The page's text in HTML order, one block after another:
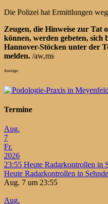
Die Polizei hat Ermittlungen
Zeugen, die Hinweise zur Tat
können, werden gebeten, sich
Hannover-Stöcken unter der
melden. /aw,ms
Anzeige:
Termine
Aug.
7
Fr.
2026
23:55 Heute Radarkontrollen in
Heute Radarkontrollen in Sehnde
Aug. 7 um 23:55
Aug.